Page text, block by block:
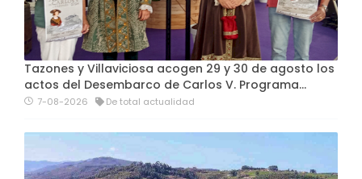
Tazones y Villaviciosa acogen 29 y 30 de agosto los
actos del Desembarco de Carlos V. Programa…
7-08-2026 De total actualidad